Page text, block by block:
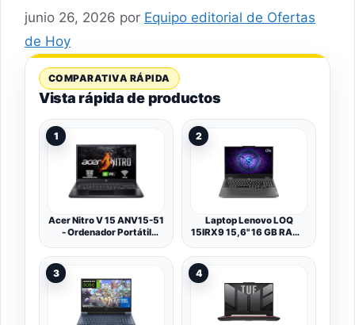
junio 26, 2026 por Equipo editorial de Ofertas
de Hoy
COMPARATIVA RÁPIDA
Vista rápida de productos
1
Acer Nitro V 15 ANV15-51
- Ordenador Portátil
144Hz (Intel Core i5-
13420H, 16GB RAM,
512GB SSD, NVIDIA
GeForce RTX 4050, Sin
Sistema Operativo) Negro
- Teclado QWERTY
2
Laptop Lenovo LOQ
15IRX9 15,6" 16 GB RAM 1
RTX 4060 QWERTY
3 4